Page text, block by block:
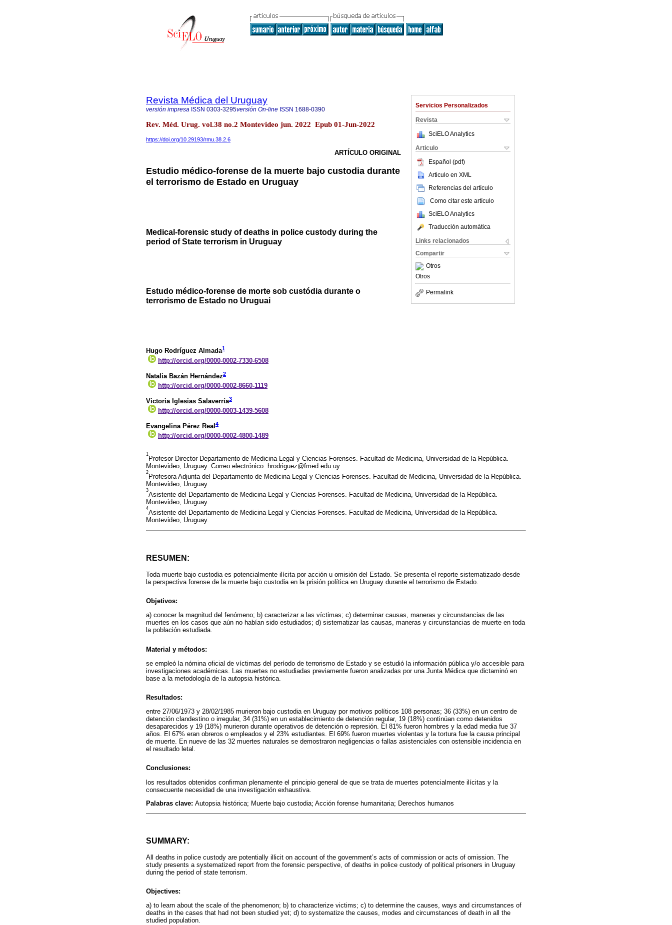
Servicios Personalizados
Revista
SciELO Analytics
Articulo
Español (pdf)
Articulo en XML
Referencias del artículo
Como citar este artículo
SciELO Analytics
Traducción automática
Links relacionados
Compartir
Otros
Otros
Permalink
Revista Médica del Uruguay
versión impresa ISSN 0303-3295versión On-line ISSN 1688-0390
Rev. Méd. Urug. vol.38 no.2 Montevideo jun. 2022 Epub 01-Jun-2022
https://doi.org/10.29193/rmu.38.2.6
ARTÍCULO ORIGINAL
Estudio médico-forense de la muerte bajo custodia durante
el terrorismo de Estado en Uruguay
Medical-forensic study of deaths in police custody during the
period of State terrorism in Uruguay
Estudo médico-forense de morte sob custódia durante o
terrorismo de Estado no Uruguai
Hugo Rodríguez Almada1
http://orcid.org/0000-0002-7330-6508
Natalia Bazán Hernández2
http://orcid.org/0000-0002-8660-1119
Victoria Iglesias Salaverría3
http://orcid.org/0000-0003-1439-5608
Evangelina Pérez Real 4
http://orcid.org/0000-0002-4800-1489
1
Profesor Director Departamento de Medicina Legal y Ciencias Forenses. Facultad de Medicina, Universidad de la República.
Montevideo, Uruguay. Correo electrónico: hrodriguez@fmed.edu.uy
2
Profesora Adjunta del Departamento de Medicina Legal y Ciencias Forenses. Facultad de Medicina, Universidad de la República.
Montevideo, Uruguay.
3
Asistente del Departamento de Medicina Legal y Ciencias Forenses. Facultad de Medicina, Universidad de la República.
Montevideo, Uruguay.
4
Asistente del Departamento de Medicina Legal y Ciencias Forenses. Facultad de Medicina, Universidad de la República.
Montevideo, Uruguay.
RESUMEN:
Toda muerte bajo custodia es potencialmente ilícita por acción u omisión del Estado. Se presenta el reporte sistematizado desde
la perspectiva forense de la muerte bajo custodia en la prisión política en Uruguay durante el terrorismo de Estado.
Objetivos:
a) conocer la magnitud del fenómeno; b) caracterizar a las víctimas; c) determinar causas, maneras y circunstancias de las
muertes en los casos que aún no habían sido estudiados; d) sistematizar las causas, maneras y circunstancias de muerte en toda
la población estudiada.
Material y métodos:
se empleó la nómina oficial de víctimas del período de terrorismo de Estado y se estudió la información pública y/o accesible para
investigaciones académicas. Las muertes no estudiadas previamente fueron analizadas por una Junta Médica que dictaminó en
base a la metodología de la autopsia histórica.
Resultados:
entre 27/06/1973 y 28/02/1985 murieron bajo custodia en Uruguay por motivos políticos 108 personas; 36 (33%) en un centro de
detención clandestino o irregular, 34 (31%) en un establecimiento de detención regular, 19 (18%) continúan como detenidos
desaparecidos y 19 (18%) murieron durante operativos de detención o represión. El 81% fueron hombres y la edad media fue 37
años. El 67% eran obreros o empleados y el 23% estudiantes. El 69% fueron muertes violentas y la tortura fue la causa principal
de muerte. En nueve de las 32 muertes naturales se demostraron negligencias o fallas asistenciales con ostensible incidencia en
el resultado letal.
Conclusiones:
los resultados obtenidos confirman plenamente el principio general de que se trata de muertes potencialmente ilícitas y la
consecuente necesidad de una investigación exhaustiva.
Palabras clave: Autopsia histórica; Muerte bajo custodia; Acción forense humanitaria; Derechos humanos
SUMMARY:
All deaths in police custody are potentially illicit on account of the government’s acts of commission or acts of omission. The
study presents a systematized report from the forensic perspective, of deaths in police custody of political prisoners in Uruguay
during the period of state terrorism.
Objectives:
a) to learn about the scale of the phenomenon; b) to characterize victims; c) to determine the causes, ways and circumstances of
deaths in the cases that had not been studied yet; d) to systematize the causes, modes and circumstances of death in all the
studied population.